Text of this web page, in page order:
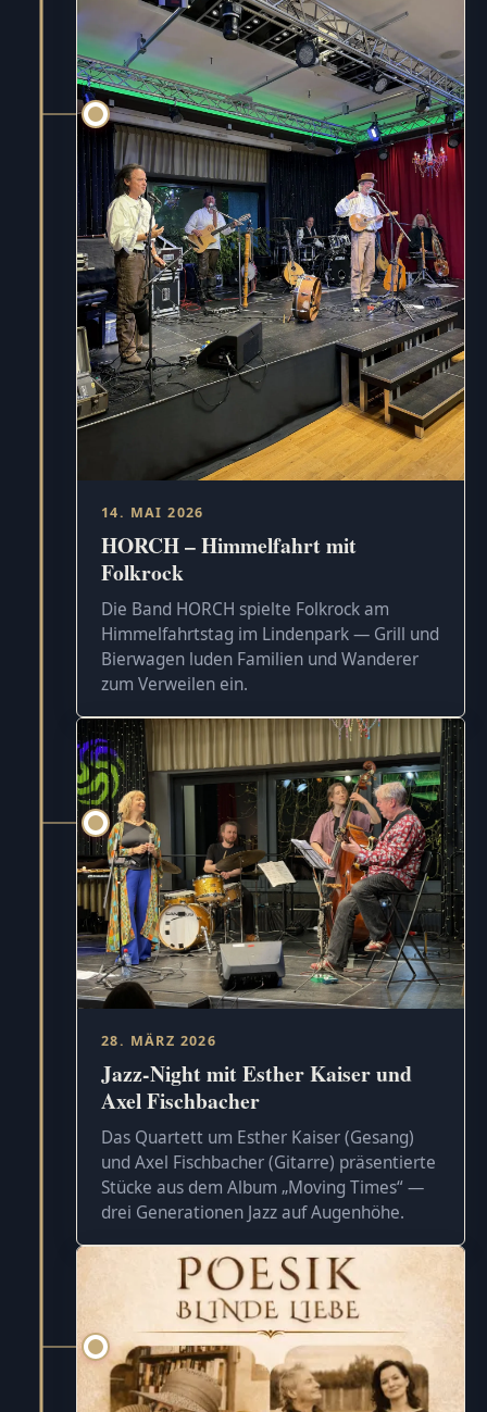
14. MAI 2026
HORCH – Himmelfahrt mit
Folkrock
Die Band HORCH spielte Folkrock am
Himmelfahrtstag im Lindenpark — Grill und
Bierwagen luden Familien und Wanderer
zum Verweilen ein.
28. MÄRZ 2026
Jazz-Night mit Esther Kaiser und
Axel Fischbacher
Das Quartett um Esther Kaiser (Gesang)
und Axel Fischbacher (Gitarre) präsentierte
Stücke aus dem Album „Moving Times“ —
drei Generationen Jazz auf Augenhöhe.